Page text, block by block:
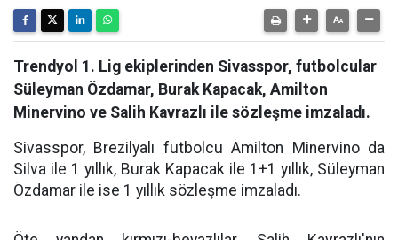
Trendyol 1. Lig ekiplerinden Sivasspor, futbolcular
Süleyman Özdamar, Burak Kapacak, Amilton
Minervino ve Salih Kavrazlı ile sözleşme imzaladı.
Sivasspor, Brezilyalı futbolcu Amilton Minervino da
Silva ile 1 yıllık, Burak Kapacak ile 1+1 yıllık, Süleyman
Özdamar ile ise 1 yıllık sözleşme imzaladı.